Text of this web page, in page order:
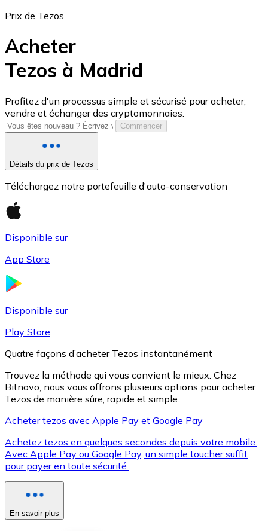
USD Coin
USDC
XRP
XRP
Voir toutes
Prix de Tezos
Acheter
Tezos à Madrid
Profitez d'un processus simple et sécurisé pour acheter,
vendre et échanger des cryptomonnaies.
Commencer
Détails du prix de Tezos
Téléchargez notre portefeuille d'auto-conservation
Disponible sur
App Store
Disponible sur
Play Store
Quatre façons d’acheter Tezos instantanément
Trouvez la méthode qui vous convient le mieux. Chez
Bitnovo, nous vous offrons plusieurs options pour acheter
Tezos de manière sûre, rapide et simple.
Acheter tezos avec Apple Pay et Google Pay
Achetez tezos en quelques secondes depuis votre mobile.
Avec Apple Pay ou Google Pay, un simple toucher suffit
pour payer en toute sécurité.
En savoir plus